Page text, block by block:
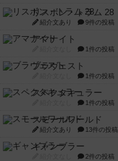
リスボン・トラム 28
紹介文あり 9件の投稿
アマナイト
1件の投稿
ブラヴェスト
1件の投稿
スペクタキュラー
1件の投稿
スモールワールド
紹介文あり 13件の投稿
ギャンブラー
2件の投稿